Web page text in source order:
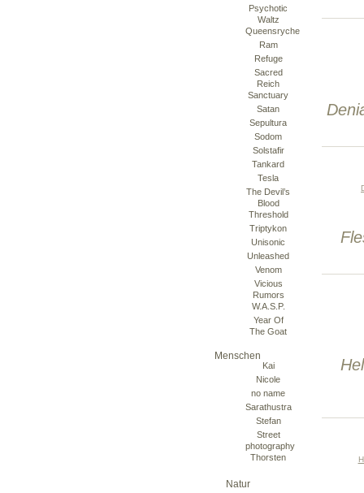
Psychotic
Waltz
Queensryche
Ram
Refuge
Sacred
Reich
Sanctuary
Satan
Sepultura
Sodom
Solstafir
Tankard
Tesla
The Devil’s
Blood
Threshold
Triptykon
Unisonic
Unleashed
Venom
Vicious
Rumors
W.A.S.P.
Year Of
The Goat
Menschen
Kai
Nicole
no name
Sarathustra
Stefan
Street
photography
Thorsten
Natur